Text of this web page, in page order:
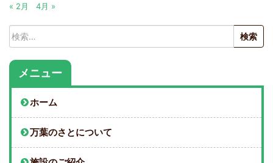
« 2月 4月 »
検
索:
メニュー
ホーム
万葉のさとについて